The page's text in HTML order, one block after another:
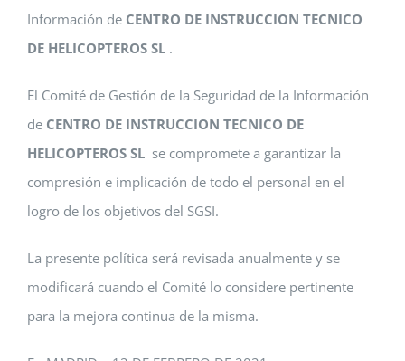
Información de CENTRO DE INSTRUCCION TECNICO
DE HELICOPTEROS SL .
El Comité de Gestión de la Seguridad de la Información
de CENTRO DE INSTRUCCION TECNICO DE
HELICOPTEROS SL se compromete a garantizar la
compresión e implicación de todo el personal en el
logro de los objetivos del SGSI.
La presente política será revisada anualmente y se
modificará cuando el Comité lo considere pertinente
para la mejora continua de la misma.